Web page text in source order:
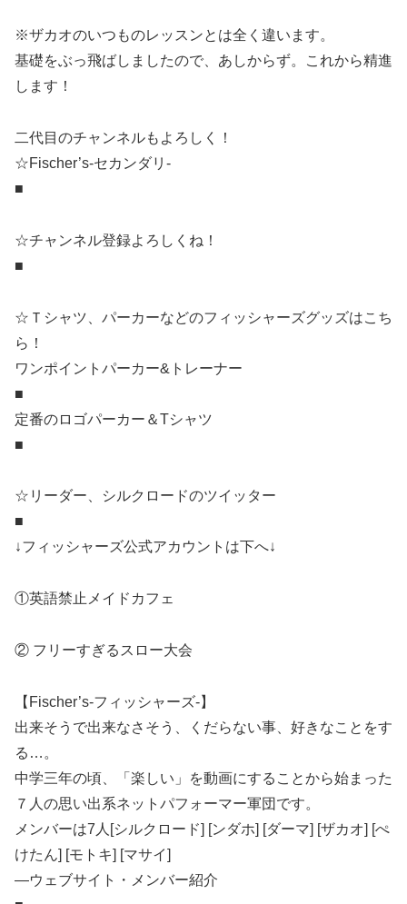
※ザカオのいつものレッスンとは全く違います。
基礎をぶっ飛ばしましたので、あしからず。これから精進
します！
二代目のチャンネルもよろしく！
☆Fischer’s-セカンダリ-
■
☆チャンネル登録よろしくね！
■
☆Ｔシャツ、パーカーなどのフィッシャーズグッズはこち
ら！
ワンポイントパーカー&トレーナー
■
定番のロゴパーカー＆Tシャツ
■
☆リーダー、シルクロードのツイッター
■
↓フィッシャーズ公式アカウントは下へ↓
①英語禁止メイドカフェ
② フリーすぎるスロー大会
【Fischer’s-フィッシャーズ-】
出来そうで出来なさそう、くだらない事、好きなことをす
る…。
中学三年の頃、「楽しい」を動画にすることから始まった
７人の思い出系ネットパフォーマー軍団です。
メンバーは7人[シルクロード] [ンダホ] [ダーマ] [ザカオ] [ぺ
けたん] [モトキ] [マサイ]
―ウェブサイト・メンバー紹介